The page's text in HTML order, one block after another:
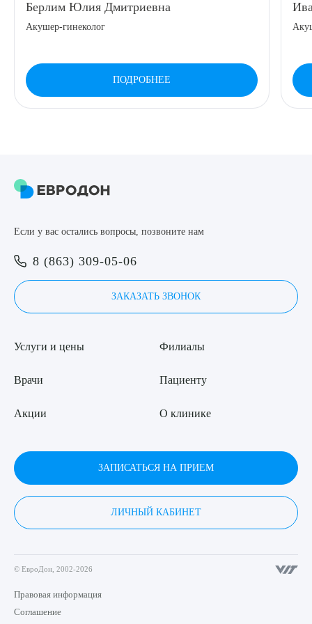
ЗАКАЗАТЬ ЗВОНОК
ЗАПИСЬ ОНЛАЙН
Берлим Юлия Дмитриевна
Акушер-гинеколог
ПОДРОБНЕЕ
Если у вас остались вопросы, позвоните нам
8 (863) 309-05-06
ЗАКАЗАТЬ ЗВОНОК
Услуги и цены
Врачи
Акции
Филиалы
Пациенту
О клинике
ЗАПИСАТЬСЯ НА ПРИЕМ
ЛИЧНЫЙ КАБИНЕТ
© ЕвроДон, 2002-2026
Правовая информация
Соглашение
ОТПРАВИТЬ
Я даю согласие наобработку персональных данных